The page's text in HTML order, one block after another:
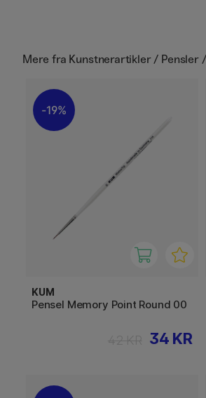
Mere fra Kunstnerartikler / Pensler
19%
KUM
Pensel Memory Point Round 00
34 KR